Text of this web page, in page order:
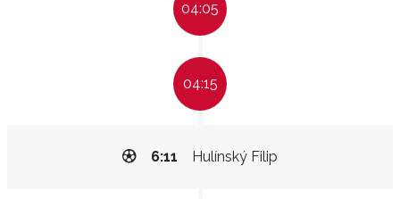
04:05
04:15
Hulínský Filip
6:11